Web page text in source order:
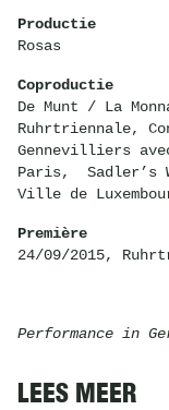
Productie
Rosas
Coproductie
De Munt / La
Ruhrtriennale,
Gennevilliers
Paris, Sadler’s
Ville de
Première
24/09/2015,
Performance in
LEES MEER